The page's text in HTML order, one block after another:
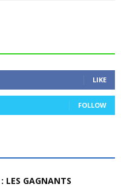
LIKE
FOLLOW
LES GAGNANTS